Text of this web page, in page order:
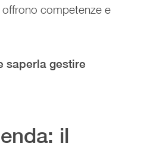
offrono competenze e
saperla gestire
il